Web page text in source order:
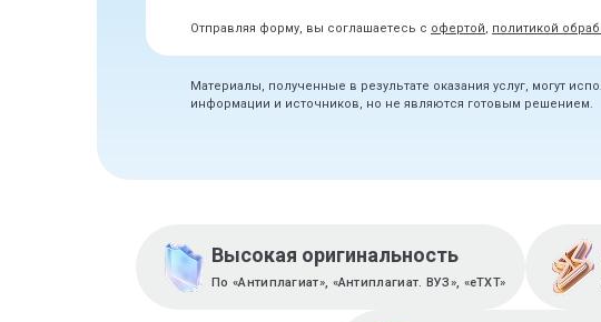
Отправляя форму, вы соглашаетесь с офертой, политикой
Материалы, полученные в результате оказания услуг, могут
информации и источников, но не являются готовым решением.
Высокая оригинальность
По «Антиплагиат», «Антиплагиат. ВУЗ», «eTXT»